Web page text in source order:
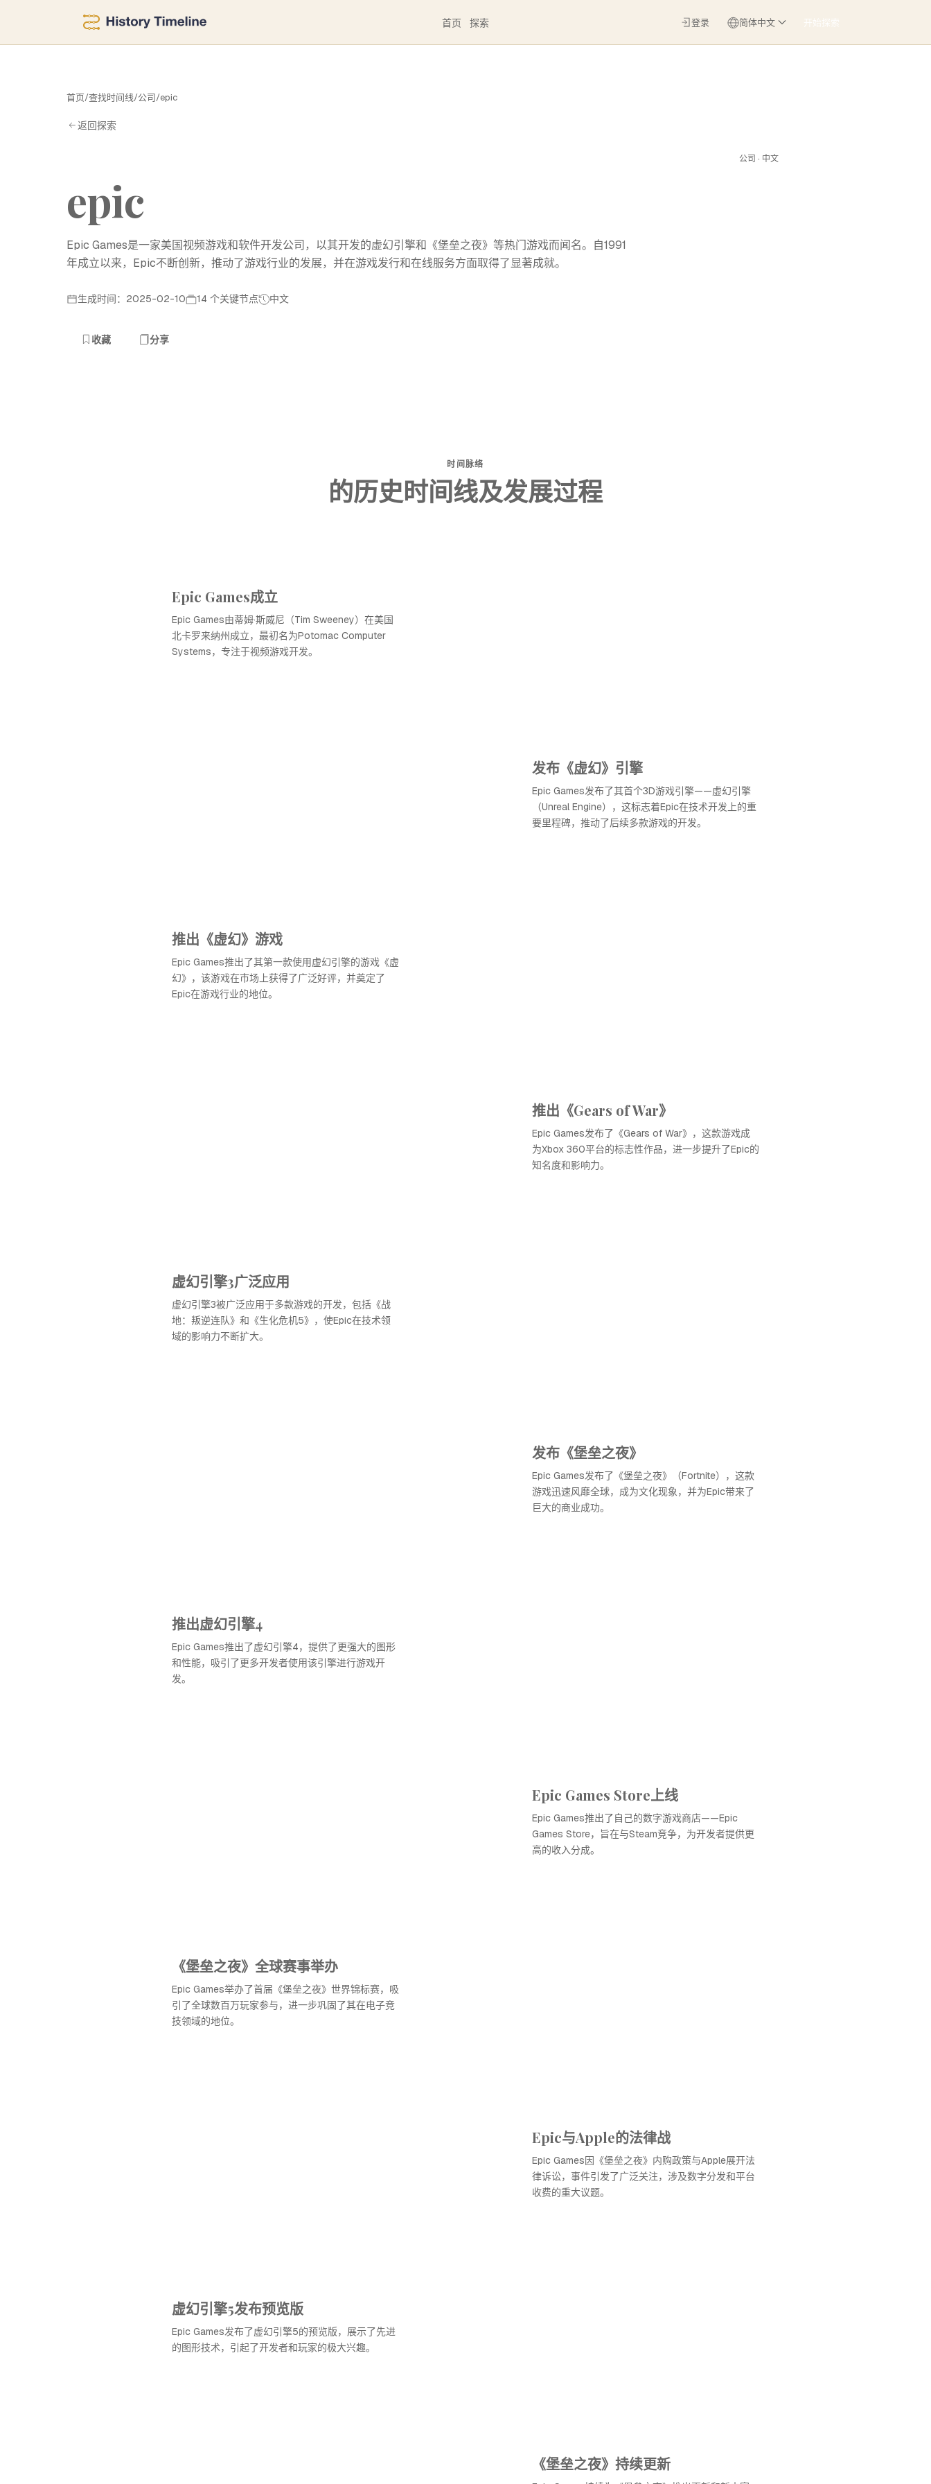
首页 探索 开始探索
登录 简体中文
首页/查找时间线/公司/epic
返回探索
公司 · 中文
epic
Epic Games是一家美国视频游戏和软件开发公司，以其开发的虚幻引擎和《堡垒之夜》等热门游戏而闻名。自1991
年成立以来，Epic不断创新，推动了游戏行业的发展，并在游戏发行和在线服务方面取得了显著成就。
生成时间：2025-02-10 14 个关键节点 中文
收藏 分享
时间脉络
的历史时间线及发展过程
Epic Games成立
Epic Games由蒂姆·斯威尼（Tim Sweeney）在美国
北卡罗来纳州成立，最初名为Potomac Computer
Systems，专注于视频游戏开发。
发布《虚幻》引擎
Epic Games发布了其首个3D游戏引擎——虚幻引擎
（Unreal Engine），这标志着Epic在技术开发上的重
要里程碑，推动了后续多款游戏的开发。
推出《虚幻》游戏
Epic Games推出了其第一款使用虚幻引擎的游戏《虚
幻》，该游戏在市场上获得了广泛好评，并奠定了
Epic在游戏行业的地位。
推出《Gears of War》
Epic Games发布了《Gears of War》，这款游戏成
为Xbox 360平台的标志性作品，进一步提升了Epic的
知名度和影响力。
虚幻引擎3广泛应用
虚幻引擎3被广泛应用于多款游戏的开发，包括《战
地：叛逆连队》和《生化危机5》，使Epic在技术领
域的影响力不断扩大。
发布《堡垒之夜》
Epic Games发布了《堡垒之夜》（Fortnite），这款
游戏迅速风靡全球，成为文化现象，并为Epic带来了
巨大的商业成功。
推出虚幻引擎4
Epic Games推出了虚幻引擎4，提供了更强大的图形
和性能，吸引了更多开发者使用该引擎进行游戏开
发。
Epic Games Store上线
Epic Games推出了自己的数字游戏商店——Epic
Games Store，旨在与Steam竞争，为开发者提供更
高的收入分成。
《堡垒之夜》全球赛事举办
Epic Games举办了首届《堡垒之夜》世界锦标赛，吸
引了全球数百万玩家参与，进一步巩固了其在电子竞
技领域的地位。
Epic与Apple的法律战
Epic Games因《堡垒之夜》内购政策与Apple展开法
律诉讼，事件引发了广泛关注，涉及数字分发和平台
收费的重大议题。
虚幻引擎5发布预览版
Epic Games发布了虚幻引擎5的预览版，展示了先进
的图形技术，引起了开发者和玩家的极大兴趣。
《堡垒之夜》持续更新